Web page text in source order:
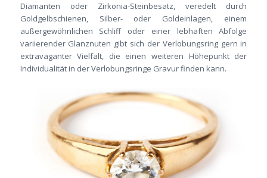
Diamanten oder Zirkonia-Steinbesatz, veredelt durch
Goldgelbschienen, Silber- oder Goldeinlagen, einem
außergewöhnlichen Schliff oder einer lebhaften Abfolge
variierender Glanznuten gibt sich der Verlobungsring gern in
extravaganter Vielfalt, die einen weiteren Höhepunkt der
Individualität in der Verlobungsringe Gravur finden kann.